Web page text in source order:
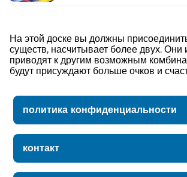
На этой доске вы должны
существ, насчитывает более двух. Они
приводят к другим возможным
будут присуждают больше очков и
политика конфиденциальности
контакт